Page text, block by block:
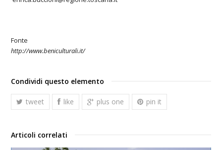
Fonte
http://www.beniculturali.it/
Condividi questo elemento
tweet like plus one pin it
Articoli correlati